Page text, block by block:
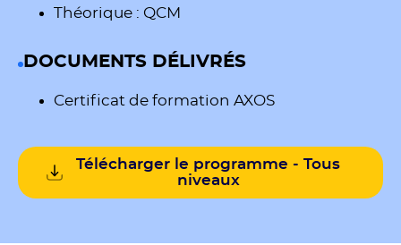
Théorique : QCM
DOCUMENTS DÉLIVRÉS
Certificat de formation AXOS
Télécharger le programme - Tous
niveaux